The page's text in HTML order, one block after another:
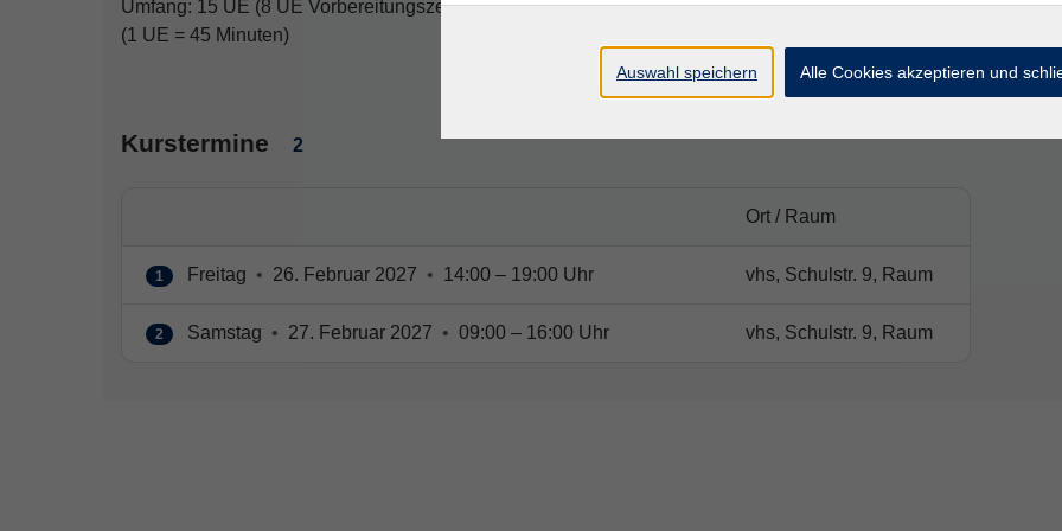
Umfang: 15 UE (8 UE Vorbereitungszeit + 7 UE Präsentation und Reflexionsgespräch)
(1 UE = 45 Minuten)
Kurstermine 2
Ort / Raum
1 Freitag • 26. Februar 2027 • 14:00 – 19:00 Uhr vhs, Schulstr. 9, Raum
2 Samstag • 27. Februar 2027 • 09:00 – 16:00 Uhr vhs, Schulstr. 9, Raum
Auswahl speichern Alle Cookies akzeptieren und